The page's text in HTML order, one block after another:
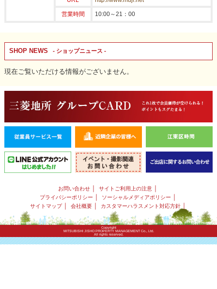
営業時間 10:00～21：00
SHOP NEWS - ショップニュース -
現在ご覧いただける情報がございません。
お問い合わせ ｜ サイトご利用上の注意 ｜
プライバシーポリシー ｜ ソーシャルメディアポリシー ｜
サイトマップ｜ 会社概要｜ カスタマーハラスメント対応方針｜
Copyright
MITSUBISHI JISHO PROPERTY MANAGEMENT Co., Ltd.
All rights reserved.